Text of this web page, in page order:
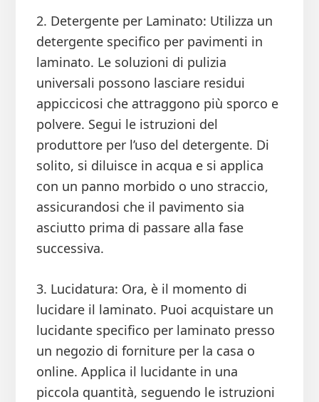
2. Detergente per Laminato: Utilizza un
detergente specifico per pavimenti in
laminato. Le soluzioni di pulizia
universali possono lasciare residui
appiccicosi che attraggono più sporco e
polvere. Segui le istruzioni del
produttore per l’uso del detergente. Di
solito, si diluisce in acqua e si applica
con un panno morbido o uno straccio,
assicurandosi che il pavimento sia
asciutto prima di passare alla fase
successiva.
3. Lucidatura: Ora, è il momento di
lucidare il laminato. Puoi acquistare un
lucidante specifico per laminato presso
un negozio di forniture per la casa o
online. Applica il lucidante in una
piccola quantità, seguendo le istruzioni